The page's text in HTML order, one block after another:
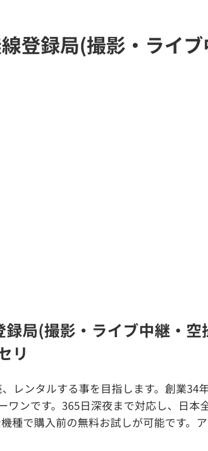
登録局(撮影・ライブ
局(撮影・ライブ中継・空
リ
レンタルする事を目指します。創業34
ンです。365日深夜まで対応し、日本
種で購入前の無料お試しが可能です。